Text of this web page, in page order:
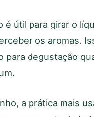
é útil para girar o
os aromas.
para degustação
a prática mais